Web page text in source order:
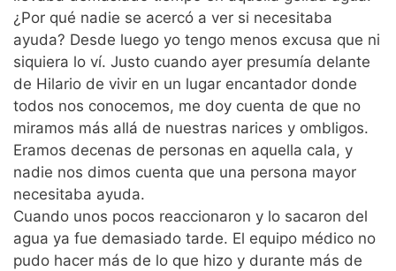
¿Por qué nadie se acercó a ver si necesitaba
ayuda? Desde luego yo tengo menos excusa que ni
siquiera lo ví. Justo cuando ayer presumía delante
de Hilario de vivir en un lugar encantador donde
todos nos conocemos, me doy cuenta de que no
miramos más allá de nuestras narices y ombligos.
Eramos decenas de personas en aquella cala, y
nadie nos dimos cuenta que una persona mayor
necesitaba ayuda.
Cuando unos pocos reaccionaron y lo sacaron del
agua ya fue demasiado tarde. El equipo médico no
pudo hacer más de lo que hizo y durante más de